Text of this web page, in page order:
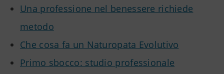
Una professione nel benessere richiede
metodo
Che cosa fa un Naturopata Evolutivo
Primo sbocco: studio professionale